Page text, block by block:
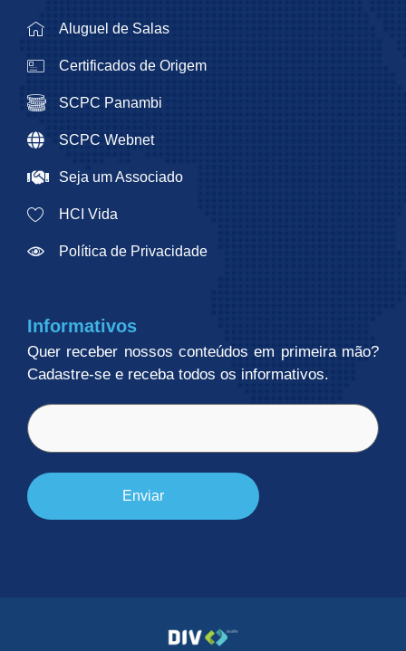
Aluguel de Salas
Certificados de Origem
SCPC Panambi
SCPC Webnet
Seja um Associado
HCI Vida
Política de Privacidade
Informativos
Quer receber nossos conteúdos em primeira mão?
Cadastre-se e receba todos os informativos.
E-
mail
(obrigatório)